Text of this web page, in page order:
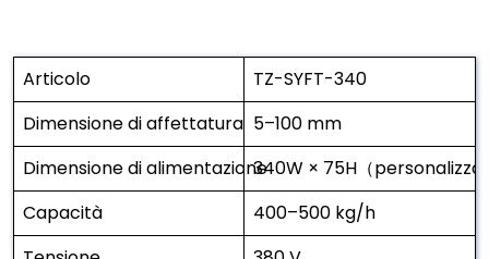
Articolo
TZ-SYFT-340
Dimensione di affettatura 5–100 mm
Dimensione di alimentazione340W × 75H（
Capacità
400–500 kg/h